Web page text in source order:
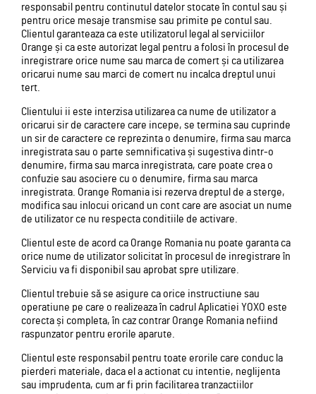
responsabil pentru continutul datelor stocate în contul sau și
pentru orice mesaje transmise sau primite pe contul sau.
Clientul garanteaza ca este utilizatorul legal al serviciilor
Orange și ca este autorizat legal pentru a folosi în procesul de
inregistrare orice nume sau marca de comert și ca utilizarea
oricarui nume sau marci de comert nu incalca dreptul unui
tert.
Clientului ii este interzisa utilizarea ca nume de utilizator a
oricarui sir de caractere care incepe, se termina sau cuprinde
un sir de caractere ce reprezinta o denumire, firma sau marca
inregistrata sau o parte semnificativa și sugestiva dintr-o
denumire, firma sau marca inregistrata, care poate crea o
confuzie sau asociere cu o denumire, firma sau marca
inregistrata. Orange Romania isi rezerva dreptul de a sterge,
modifica sau inlocui oricand un cont care are asociat un nume
de utilizator ce nu respecta conditiile de activare.
Clientul este de acord ca Orange Romania nu poate garanta ca
orice nume de utilizator solicitat în procesul de inregistrare în
Serviciu va fi disponibil sau aprobat spre utilizare.
Clientul trebuie să se asigure ca orice instructiune sau
operatiune pe care o realizeaza în cadrul Aplicatiei YOXO este
corecta și completa, în caz contrar Orange Romania nefiind
raspunzator pentru erorile aparute.
Clientul este responsabil pentru toate erorile care conduc la
pierderi materiale, daca el a actionat cu intentie, neglijenta
sau imprudenta, cum ar fi prin facilitarea tranzactiilor